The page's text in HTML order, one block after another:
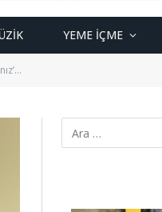
YEME İÇME